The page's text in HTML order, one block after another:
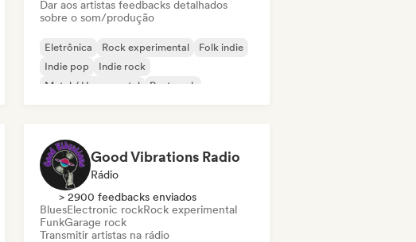
Dar aos artistas feedbacks detalhados
sobre o som/produção
Eletrônica Rock experimental
Folk indie
Indie pop
Indie rock
Metal / Heavy metal
Post punk
Good Vibrations Radio
Rádio
> 2900 feedbacks enviados
BluesElectronic rockRock experimental
FunkGarage rock
Transmitir artistas na rádio